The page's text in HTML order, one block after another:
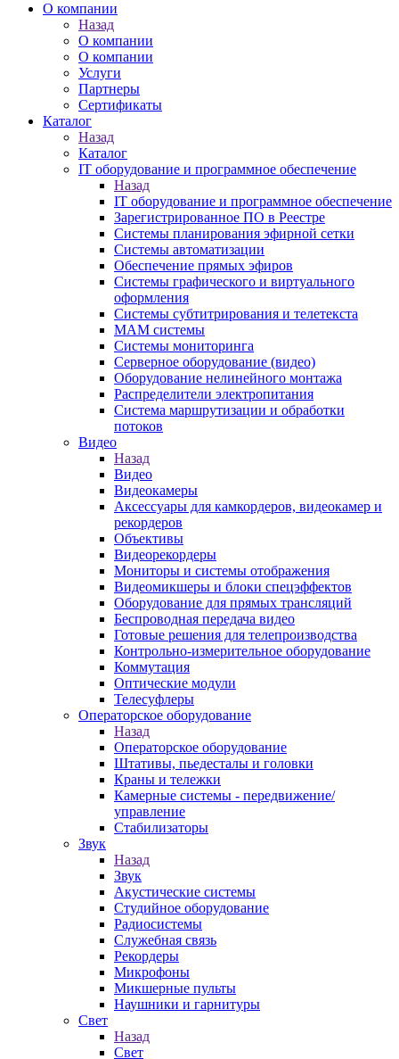
О компании
Назад
О компании
О компании
Услуги
Партнеры
Сертификаты
Каталог
Назад
Каталог
IT оборудование и программное обеспечение
Назад
IT оборудование и программное обеспечение
Зарегистрированное ПО в Реестре
Системы планирования эфирной сетки
Системы автоматизации
Обеспечение прямых эфиров
Системы графического и виртуального
оформления
Системы субтитрирования и телетекста
MAM системы
Системы мониторинга
Серверное оборудование (видео)
Оборудование нелинейного монтажа
Распределители электропитания
Система маршрутизации и обработки
потоков
Видео
Назад
Видео
Видеокамеры
Аксессуары для камкордеров, видеокамер и
рекордеров
Объективы
Видеорекордеры
Мониторы и системы отображения
Видеомикшеры и блоки спецэффектов
Оборудование для прямых трансляций
Беспроводная передача видео
Готовые решения для телепроизводства
Контрольно-измерительное оборудование
Коммутация
Оптические модули
Телесуфлеры
Операторское оборудование
Назад
Операторское оборудование
Штативы, пьедесталы и головки
Краны и тележки
Камерные системы - передвижение/
управление
Стабилизаторы
Звук
Назад
Звук
Акустические системы
Студийное оборудование
Радиосистемы
Служебная связь
Рекордеры
Микрофоны
Микшерные пульты
Наушники и гарнитуры
Свет
Назад
Свет